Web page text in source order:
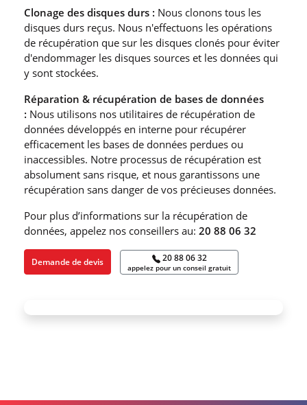
Clonage des disques durs : Nous clonons tous les
disques durs reçus. Nous n′effectuons les opérations
de récupération que sur les disques clonés pour éviter
d′endommager les disques sources et les données qui
y sont stockées.
Réparation & récupération de bases de données
: Nous utilisons nos utilitaires de récupération de
données développés en interne pour récupérer
efficacement les bases de données perdues ou
inaccessibles. Notre processus de récupération est
absolument sans risque, et nous garantissons une
récupération sans danger de vos précieuses données.
Pour plus d’informations sur la récupération de
données, appelez nos conseillers au:20 88 06 32
Demande de devis 20 88 06 32
appelez pour un conseil gratuit